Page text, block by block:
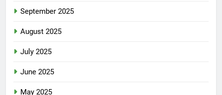
September 2025
August 2025
July 2025
June 2025
May 2025